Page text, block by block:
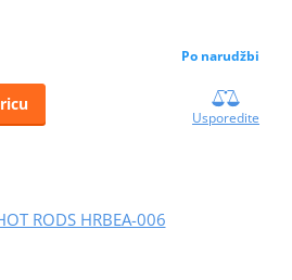
Po narudžbi
Usporedite
RODS HRBEA-006